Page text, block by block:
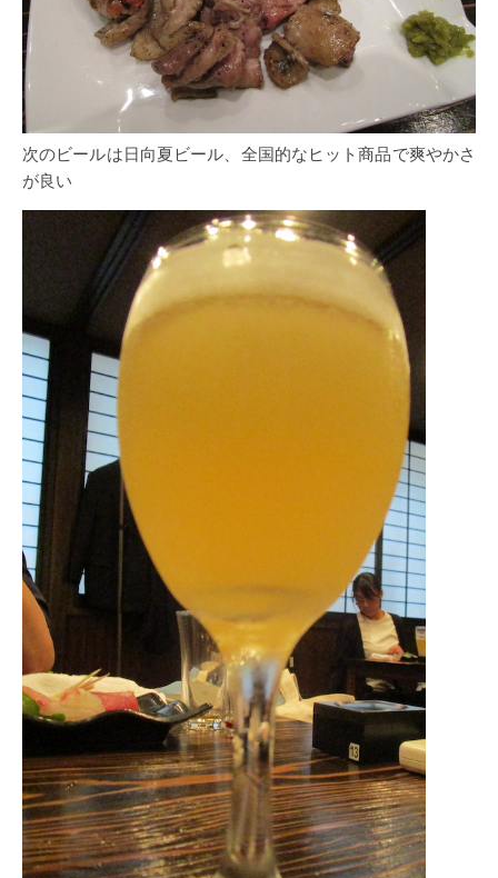
次のビールは日向夏ビール、全国的なヒット商品で爽やかさ
が良い